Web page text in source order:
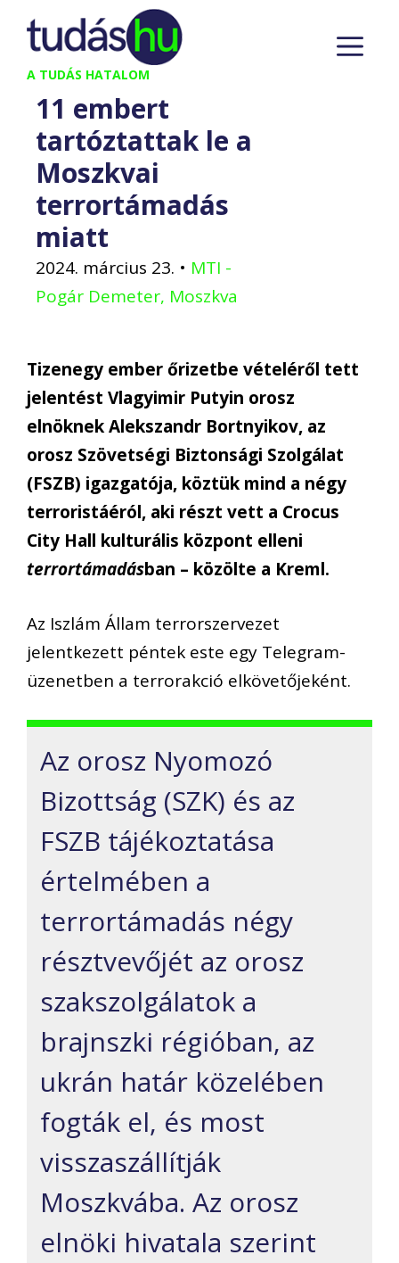
Kilépés
tartalomba
A TUDÁS HATALOM
11 embert
tartóztattak le a
Moszkvai
terrortámadás
miatt
2024. március 23. • MTI -
Pogár Demeter, Moszkva
Tizenegy ember őrizetbe vételéről tett
jelentést Vlagyimir Putyin orosz
elnöknek Alekszandr Bortnyikov, az
orosz Szövetségi Biztonsági Szolgálat
(FSZB) igazgatója, köztük mind a négy
terroristáéról, aki részt vett a Crocus
City Hall kulturális központ elleni
terrortámadásban – közölte a Kreml.
Az Iszlám Állam terrorszervezet
jelentkezett péntek este egy Telegram-
üzenetben a terrorakció elkövetőjeként.
Az orosz Nyomozó
Bizottság (SZK) és az
FSZB tájékoztatása
értelmében a
terrortámadás négy
résztvevőjét az orosz
szakszolgálatok a
brajnszki régióban, az
ukrán határ közelében
fogták el, és most
visszaszállítják
Moszkvába. Az orosz
elnöki hivatala szerint